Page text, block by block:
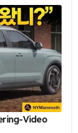
Video